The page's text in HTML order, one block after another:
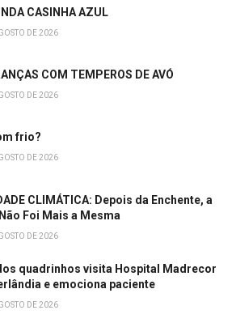
CASINHA AZUL
DE 2026
COM TEMPEROS DE AVÓ
DE 2026
frio?
DE 2026
CLIMÁTICA: Depois da Enchente, a
Foi Mais a Mesma
DE 2026
quadrinhos visita Hospital Madrecor
e emociona paciente
DE 2026